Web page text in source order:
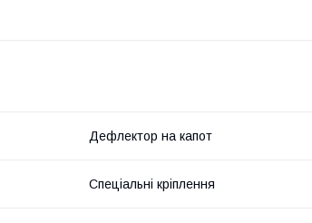
Дефлектор на капот
Спеціальні кріплення